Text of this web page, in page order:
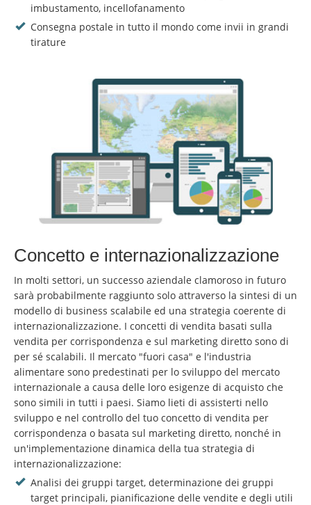
imbustamento, incellofanamento
Consegna postale in tutto il mondo come invii in grandi
tirature
Concetto e internazionalizzazione
In molti settori, un successo aziendale clamoroso in futuro
sarà probabilmente raggiunto solo attraverso la sintesi di un
modello di business scalabile ed una strategia coerente di
internazionalizzazione. I concetti di vendita basati sulla
vendita per corrispondenza e sul marketing diretto sono di
per sé scalabili. Il mercato "fuori casa" e l'industria
alimentare sono predestinati per lo sviluppo del mercato
internazionale a causa delle loro esigenze di acquisto che
sono simili in tutti i paesi. Siamo lieti di assisterti nello
sviluppo e nel controllo del tuo concetto di vendita per
corrispondenza o basata sul marketing diretto, nonché in
un'implementazione dinamica della tua strategia di
internazionalizzazione:
Analisi dei gruppi target, determinazione dei gruppi
target principali, pianificazione delle vendite e degli utili